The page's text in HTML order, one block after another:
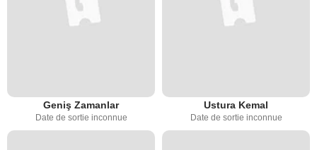
Geniş Zamanlar
Date de sortie inconnue
Ustura Kemal
Date de sortie inconnue